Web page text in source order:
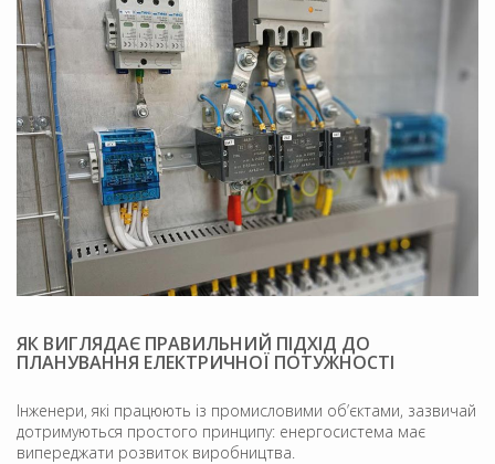
ЯК ВИГЛЯДАЄ ПРАВИЛЬНИЙ ПІДХІД ДО
ПЛАНУВАННЯ ЕЛЕКТРИЧНОЇ ПОТУЖНОСТІ
Інженери, які працюють із промисловими об’єктами, зазвичай
дотримуються простого принципу: енергосистема має
випереджати розвиток виробництва.